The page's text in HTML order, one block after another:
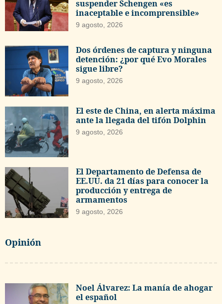
suspender Schengen «es
inaceptable e incomprensible»
9 agosto, 2026
Dos órdenes de captura y ninguna
detención: ¿por qué Evo Morales
sigue libre?
9 agosto, 2026
El este de China, en alerta máxima
ante la llegada del tifón Dolphin
9 agosto, 2026
El Departamento de Defensa de
EE.UU. da 21 días para conocer la
producción y entrega de
armamentos
9 agosto, 2026
Opinión
Noel Álvarez: La manía de ahogar
el español